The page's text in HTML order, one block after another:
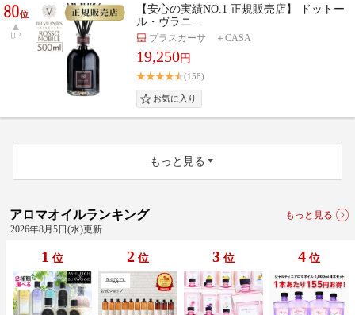
80位
UP
【安心の実績NO.1 正規販売店】 ドットー
ル・ヴラニ…
プラスカーサ ＋CASA
19,250円
(158)
もっと見る
アロマオイルランキング
もっと見る
2026年8月5日(水)更新
1 位 2 位 3 位 4 位